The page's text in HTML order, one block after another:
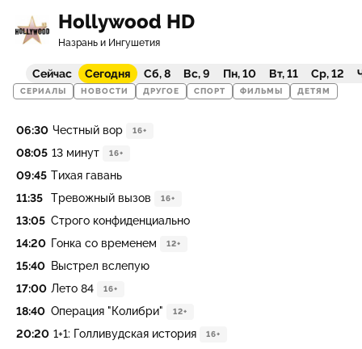
Hollywood HD
Назрань и Ингушетия
Сейчас Сегодня Сб, 8 Вс, 9 Пн, 10 Вт, 11 Ср, 12
СЕРИАЛЫ НОВОСТИ ДРУГОЕ СПОРТ ФИЛЬМЫ ДЕТЯМ
06:30 Честный вор 16+
08:05 13 минут 16+
09:45 Тихая гавань
11:35
Тревожный вызов 16+
13:05 Строго конфиденциально
14:20 Гонка со временем 12+
15:40 Выстрел вслепую
17:00 Лето 84 16+
18:40 Операция "Колибри" 12+
20:20 1+1: Голливудская история 16+